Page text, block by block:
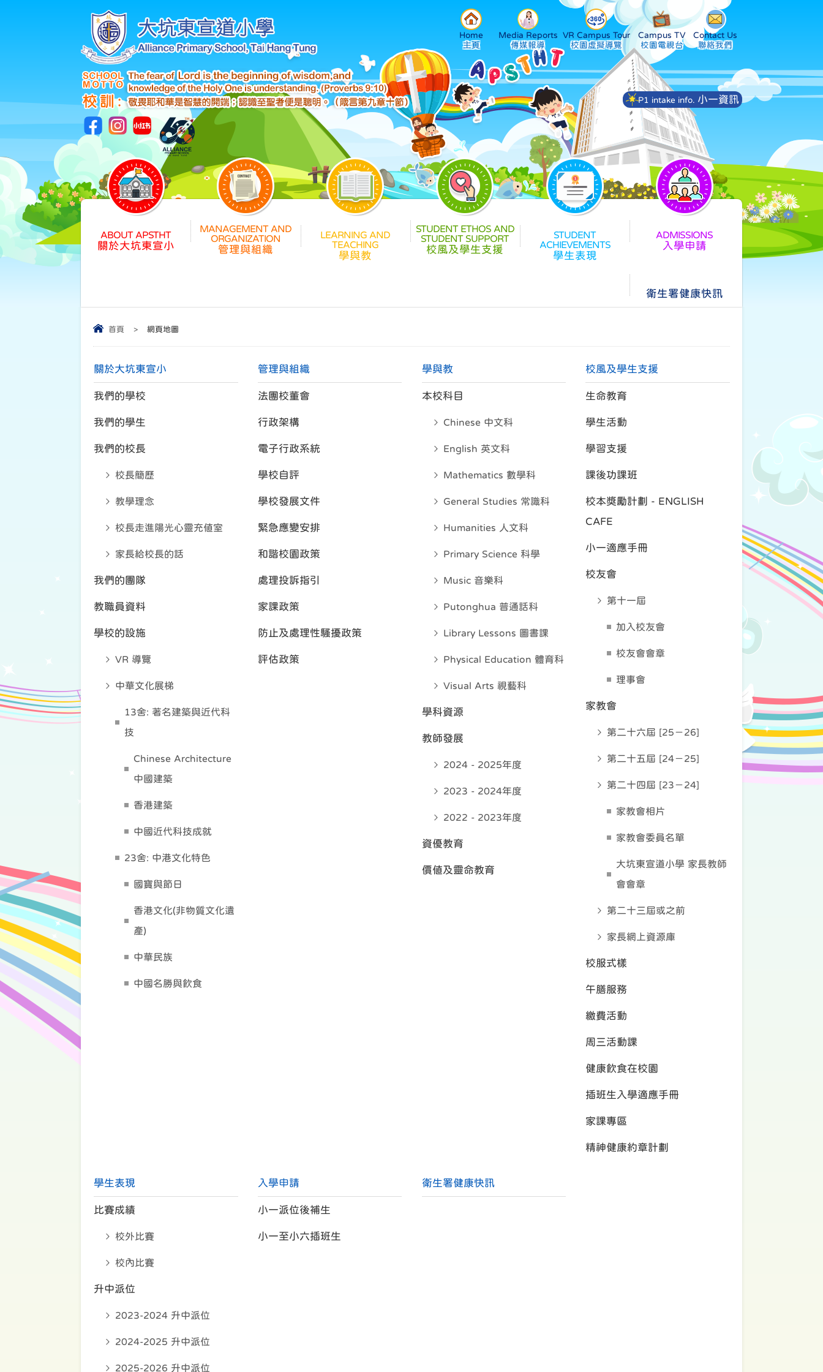
Home Media Reports VR Campus Tour Campus TV Contact Us
P1 intake info. 小一資訊
關於大坑東宣小 管理與組織
學與教
校風及學生支援
學生表現
入學申請
衛生署健康快訊
首頁 > 網頁地圖
關於大坑東宣小
我們的學校
我們的學生
我們的校長
校長簡歷
教學理念
校長走進陽光心靈充值室
家長給校長的話
我們的團隊
教職員資料
學校的設施
VR 導覽
中華文化展梯
13舍: 著名建築與近代科
技
Chinese Architecture
中國建築
香港建築
中國近代科技成就
23舍: 中港文化特色
國寶與節日
香港文化(非物質文化遺
產)
中華民族
中國名勝與飲食
管理與組織
法團校董會
行政架構
電子行政系統
學校自評
學校發展文件
緊急應變安排
和諧校園政策
處理投訴指引
家課政策
防止及處理性騷擾政策
評估政策
學與教
本校科目
Chinese 中文科
English 英文科
Mathematics 數學科
General Studies 常識科
Humanities 人文科
Primary Science 科學
Music 音樂科
Putonghua 普通話科
Library Lessons 圖書課
Physical Education 體育科
Visual Arts 視藝科
學科資源
教師發展
2024 - 2025年度
2023 - 2024年度
2022 - 2023年度
資優教育
價值及靈命教育
校風及學生支援
生命教育
學生活動
學習支援
課後功課班
校本獎勵計劃 - ENGLISH
CAFE
小一適應手冊
校友會
第十一屆
加入校友會
校友會會章
理事會
家教會
第二十六屆 [25－26]
第二十五屆 [24－25]
第二十四屆 [23－24]
家教會相片
家教會委員名單
大坑東宣道小學 家長教師
會會章
第二十三屆或之前
家長網上資源庫
校服式樣
午膳服務
繳費活動
周三活動課
健康飲食在校園
插班生入學適應手冊
家課專區
精神健康約章計劃
學生表現
比賽成績
校外比賽
校內比賽
升中派位
2023-2024 升中派位
2024-2025 升中派位
2025-2026 升中派位
入學申請
小一派位後補生
小一至小六插班生
衛生署健康快訊